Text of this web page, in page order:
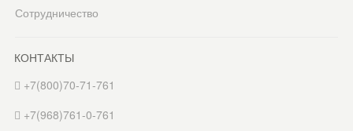
Сотрудничество
КОНТАКТЫ
+7(800)70-71-761
+7(968)761-0-761